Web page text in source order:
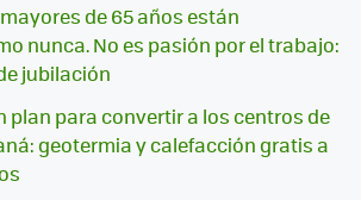
de 65 años están
nunca. No es pasión por el trabajo:
jubilación
plan para convertir a los centros de
geotermia y calefacción gratis a